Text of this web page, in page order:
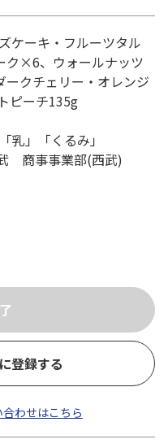
ケーキ・フルーツタル
ク×6、ウォールナッツ
クチェリー・オレンジ
ピーチ135g
乳」「くるみ」
商事事業部(西武)
登録する
わせはこちら